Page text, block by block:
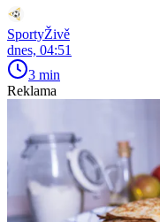
SportyŽivě
dnes, 04:51
3 min
Reklama